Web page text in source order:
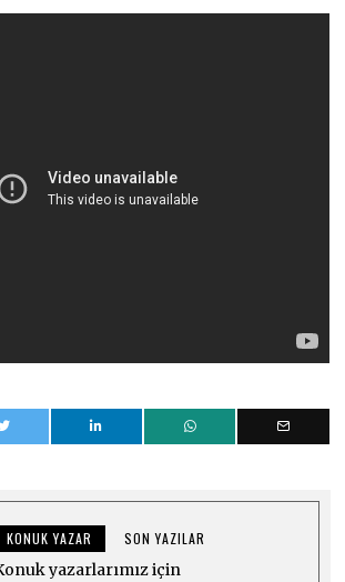
KONUK YAZAR SON YAZILAR
yazarlarımız için